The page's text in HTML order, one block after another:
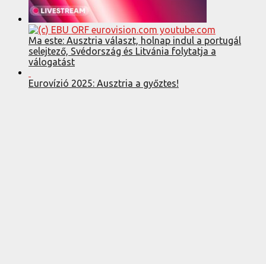
Ma este: Ausztria választ, holnap indul a portugál
selejtező, Svédország és Litvánia folytatja a
válogatást
Eurovízió 2025: Ausztria a győztes!